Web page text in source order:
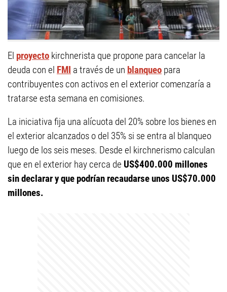
El proyecto kirchnerista que propone para cancelar la
deuda con el FMI a través de un blanqueo para
contribuyentes con activos en el exterior comenzaría a
tratarse esta semana en comisiones.
La iniciativa fija una alícuota del 20% sobre los bienes en
el exterior alcanzados o del 35% si se entra al blanqueo
luego de los seis meses. Desde el kirchnerismo calculan
que en el exterior hay cerca de US$400.000 millones
sin declarar y que podrían recaudarse unos US$70.000
millones.